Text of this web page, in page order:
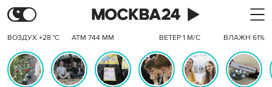
ВОЗДУХ +28 °C АТМ 744 ММ ВЕТЕР 1 М/С ВЛАЖН 61%